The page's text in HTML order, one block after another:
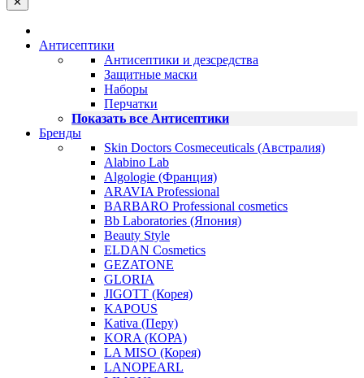
Антисептики
Антисептики и дезсредства
Защитные маски
Наборы
Перчатки
Показать все Антисептики
Бренды
Skin Doctors Cosmeceuticals (Австралия)
Alabino Lab
Algologie (Франция)
ARAVIA Professional
BARBARO Professional cosmetics
Bb Laboratories (Япония)
Beauty Style
ELDAN Cosmetics
GEZATONE
GLORIA
JIGOTT (Корея)
KAPOUS
Kativa (Перу)
KORA (КОРА)
LA MISO (Корея)
LANOPEARL